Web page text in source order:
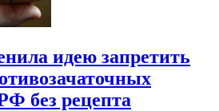
идею запретить
без рецепта